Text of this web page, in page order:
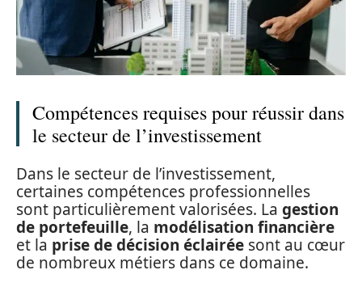
Compétences requises pour réussir dans
le secteur de l’investissement
Dans le secteur de l’investissement,
certaines compétences professionnelles
sont particulièrement valorisées. La gestion
de portefeuille, la modélisation financière
et la prise de décision éclairée sont au cœur
de nombreux métiers dans ce domaine.